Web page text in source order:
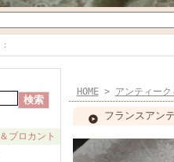
ブロカント
HOME> アンティーク
フランスアン